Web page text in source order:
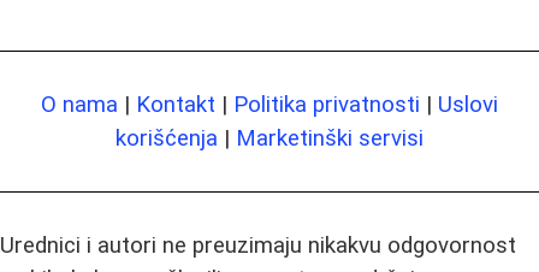
O nama | Kontakt | Politika privatnosti | Uslovi
korišćenja | Marketinški servisi
Urednici i autori ne preuzimaju nikakvu odgovornost